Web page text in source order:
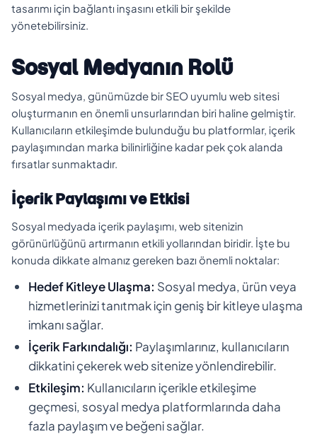
tasarımı için bağlantı inşasını etkili bir şekilde
yönetebilirsiniz.
Sosyal Medyanın Rolü
Sosyal medya, günümüzde bir SEO uyumlu web sitesi
oluşturmanın en önemli unsurlarından biri haline gelmiştir.
Kullanıcıların etkileşimde bulunduğu bu platformlar, içerik
paylaşımından marka bilinirliğine kadar pek çok alanda
fırsatlar sunmaktadır.
İçerik Paylaşımı ve Etkisi
Sosyal medyada içerik paylaşımı, web sitenizin
görünürlüğünü artırmanın etkili yollarından biridir. İşte bu
konuda dikkate almanız gereken bazı önemli noktalar:
Hedef Kitleye Ulaşma: Sosyal medya, ürün veya
hizmetlerinizi tanıtmak için geniş bir kitleye ulaşma
imkanı sağlar.
İçerik Farkındalığı: Paylaşımlarınız, kullanıcıların
dikkatini çekerek web sitenize yönlendirebilir.
Etkileşim: Kullanıcıların içerikle etkileşime
geçmesi, sosyal medya platformlarında daha
fazla paylaşım ve beğeni sağlar.